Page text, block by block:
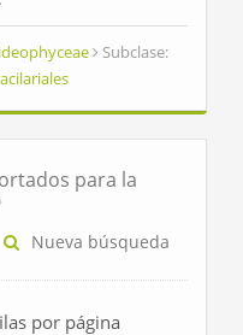
Subclase:
para la
Nueva búsqueda
por página